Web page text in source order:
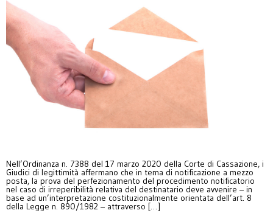
Nell’Ordinanza n. 7388 del 17 marzo 2020 della Corte di Cassazione, i
Giudici di legittimità affermano che in tema di notificazione a mezzo
posta, la prova del perfezionamento del procedimento notificatorio
nel caso di irreperibilità relativa del destinatario deve avvenire – in
base ad un’interpretazione costituzionalmente orientata dell’art. 8
della Legge n. 890/1982 – attraverso […]